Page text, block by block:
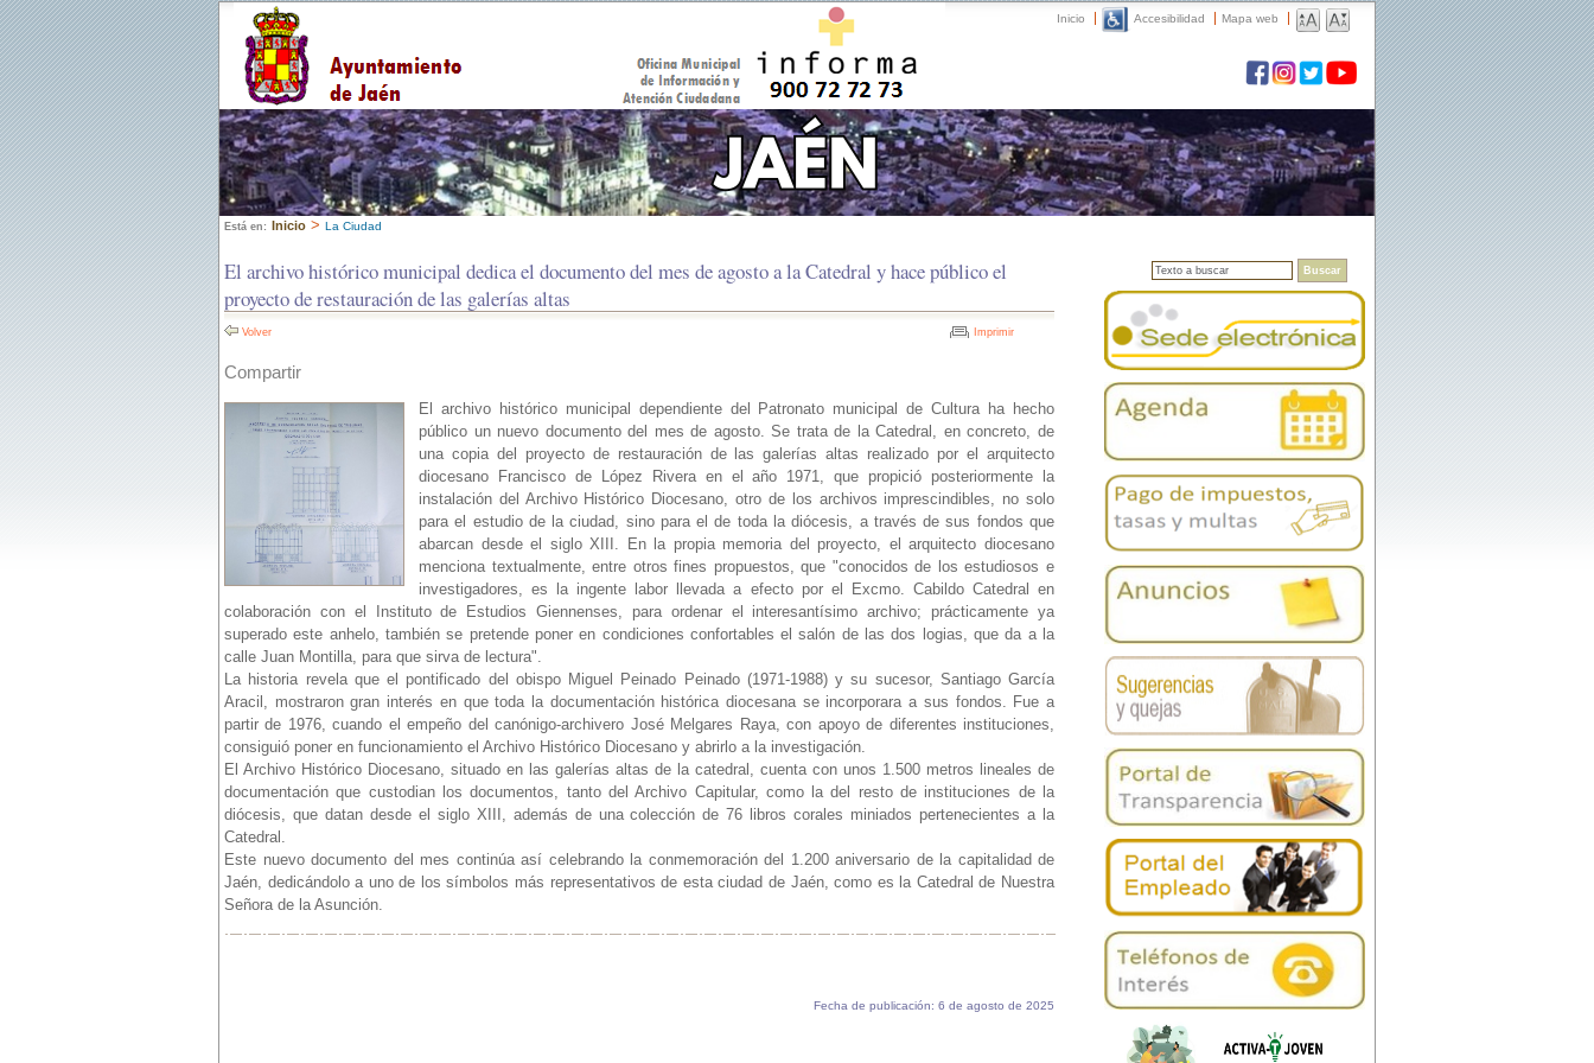
Inicio Accesibilidad Mapa web
Está en: Inicio > La Ciudad
El archivo histórico municipal dedica el documento del mes de agosto a la Catedral y hace público el
proyecto de restauración de las galerías altas
Volver Imprimir
Compartir
El archivo histórico municipal dependiente del Patronato municipal de Cultura ha hecho
público un nuevo documento del mes de agosto. Se trata de la Catedral, en concreto, de
una copia del proyecto de restauración de las galerías altas realizado por el arquitecto
diocesano Francisco de López Rivera en el año 1971, que propició posteriormente la
instalación del Archivo Histórico Diocesano, otro de los archivos imprescindibles, no solo
para el estudio de la ciudad, sino para el de toda la diócesis, a través de sus fondos que
abarcan desde el siglo XIII. En la propia memoria del proyecto, el arquitecto diocesano
menciona textualmente, entre otros fines propuestos, que "conocidos de los estudiosos e
investigadores, es la ingente labor llevada a efecto por el Excmo. Cabildo Catedral en
colaboración con el Instituto de Estudios Giennenses, para ordenar el interesantísimo archivo; prácticamente ya
superado este anhelo, también se pretende poner en condiciones confortables el salón de las dos logias, que da a la
calle Juan Montilla, para que sirva de lectura".
La historia revela que el pontificado del obispo Miguel Peinado Peinado (1971-1988) y su sucesor, Santiago García
Aracil, mostraron gran interés en que toda la documentación histórica diocesana se incorporara a sus fondos. Fue a
partir de 1976, cuando el empeño del canónigo-archivero José Melgares Raya, con apoyo de diferentes instituciones,
consiguió poner en funcionamiento el Archivo Histórico Diocesano y abrirlo a la investigación.
El Archivo Histórico Diocesano, situado en las galerías altas de la catedral, cuenta con unos 1.500 metros lineales de
documentación que custodian los documentos, tanto del Archivo Capitular, como la del resto de instituciones de la
diócesis, que datan desde el siglo XIII, además de una colección de 76 libros corales miniados pertenecientes a la
Catedral.
Este nuevo documento del mes continúa así celebrando la conmemoración del 1.200 aniversario de la capitalidad de
Jaén, dedicándolo a uno de los símbolos más representativos de esta ciudad de Jaén, como es la Catedral de Nuestra
Señora de la Asunción.
Fecha de publicación: 6 de agosto de 2025
Buscar